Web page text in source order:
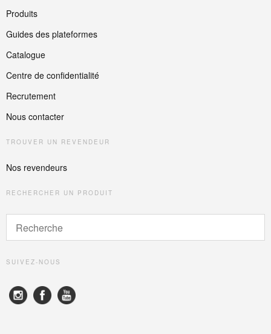
Produits
Guides des plateformes
Catalogue
Centre de confidentialité
Recrutement
Nous contacter
TROUVER UN REVENDEUR
Nos revendeurs
RECHERCHER UN PRODUIT
SUIVEZ-NOUS